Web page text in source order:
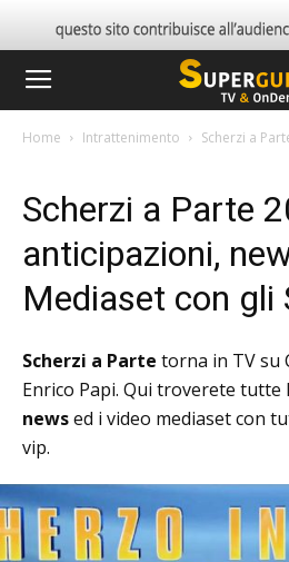
Home Intrattenimento Scherzi a
Scherzi a Parte
anticipazioni,
Mediaset con gli
Scherzi a Parte torna in TV su
Enrico Papi. Qui troverete tutte
newsed i video mediaset con
vip.